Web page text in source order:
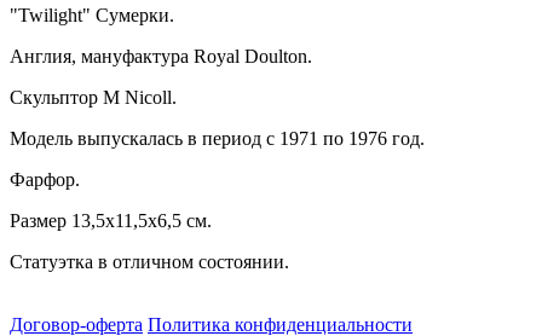
"Twilight" Сумерки.
Англия, мануфактура Royal Doulton.
Скульптор M Nicoll.
Модель выпускалась в период с 1971 по 1976 год.
Фарфор.
Размер 13,5х11,5х6,5 см.
Статуэтка в отличном состоянии.
Договор-оферта Политика конфиденциальности